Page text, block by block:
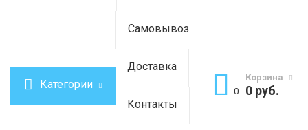
Категории
Самовывоз
Доставка
Контакты
Корзина
0
0 руб.